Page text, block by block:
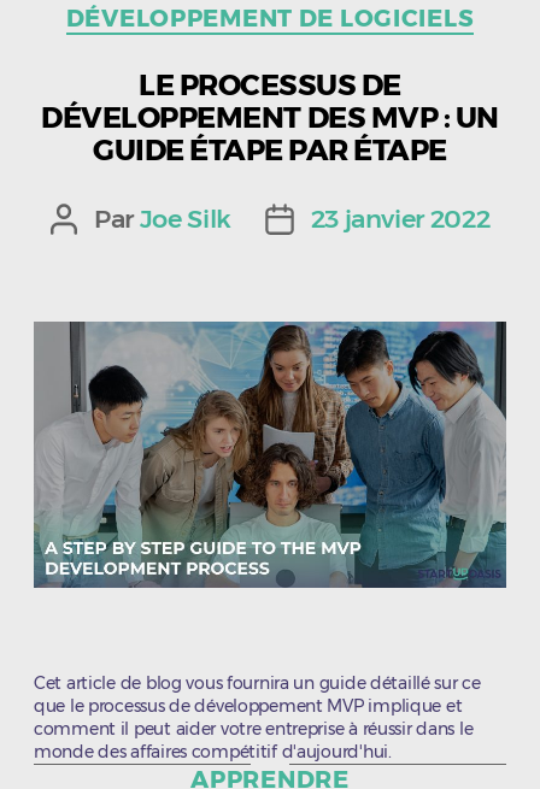
DÉVELOPPEMENT DE LOGICIELS
LE PROCESSUS DE
DÉVELOPPEMENT DES MVP : UN
GUIDE ÉTAPE PAR ÉTAPE
Auteur
ParJoe Silk
Date23 janvier 2022
Cet article de blog vous fournira un guide détaillé sur ce
que le processus de développement MVP implique et
comment il peut aider votre entreprise à réussir dans le
monde des affaires compétitif d'aujourd'hui.
Catégories
APPRENDRE